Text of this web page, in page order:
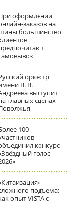
оформлении
заказов на
большинство
оркестр
В. В.
выступит
главных сценах
100
конкурс
голос —
подъема:
опыт VISTA с